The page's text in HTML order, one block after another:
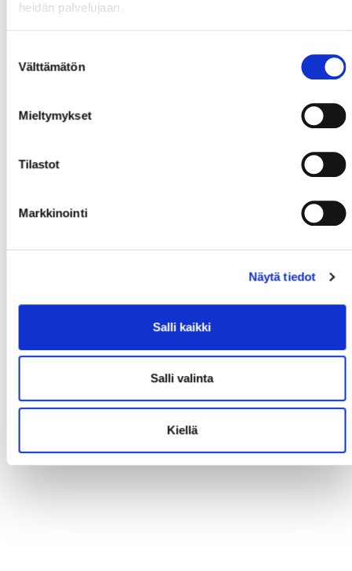
heidän palvelujaan.
valinta
Välttämätön
Mieltymykset
Tilastot
Markkinointi
Näytä tiedot
Salli kaikki
Salli valinta
Kiellä